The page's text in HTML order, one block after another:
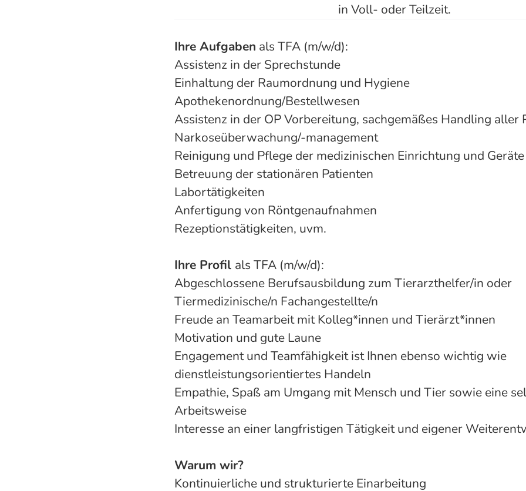
in Voll- oder Teilzeit.
Ihre Aufgaben als TFA (m/w/d):
Assistenz in der Sprechstunde
Einhaltung der Raumordnung und Hygiene
Apothekenordnung/Bestellwesen
Assistenz in der OP Vorbereitung, sachgemäßes Handling aller
Narkoseüberwachung/-management
Reinigung und Pflege der medizinischen Einrichtung und Geräte
Betreuung der stationären Patienten
Labortätigkeiten
Anfertigung von Röntgenaufnahmen
Rezeptionstätigkeiten, uvm.
Ihre Profil als TFA (m/w/d):
Abgeschlossene Berufsausbildung zum Tierarzthelfer/in oder
Tiermedizinische/n Fachangestellte/n
Freude an Teamarbeit mit Kolleg*innen und Tierärzt*innen
Motivation und gute Laune
Engagement und Teamfähigkeit ist Ihnen ebenso wichtig wie
dienstleistungsorientiertes Handeln
Empathie, Spaß am Umgang mit Mensch und Tier sowie eine
Arbeitsweise
Interesse an einer langfristigen Tätigkeit und eigener
Warum wir?
Kontinuierliche und strukturierte Einarbeitung